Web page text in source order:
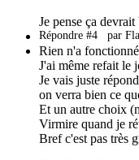
Je pense ça
Répondre #4 par
Rien n'a
J'ai même refait le
Je vais juste
on verra bien ce
Et un autre choix
Virmire quand je
Bref c'est pas très